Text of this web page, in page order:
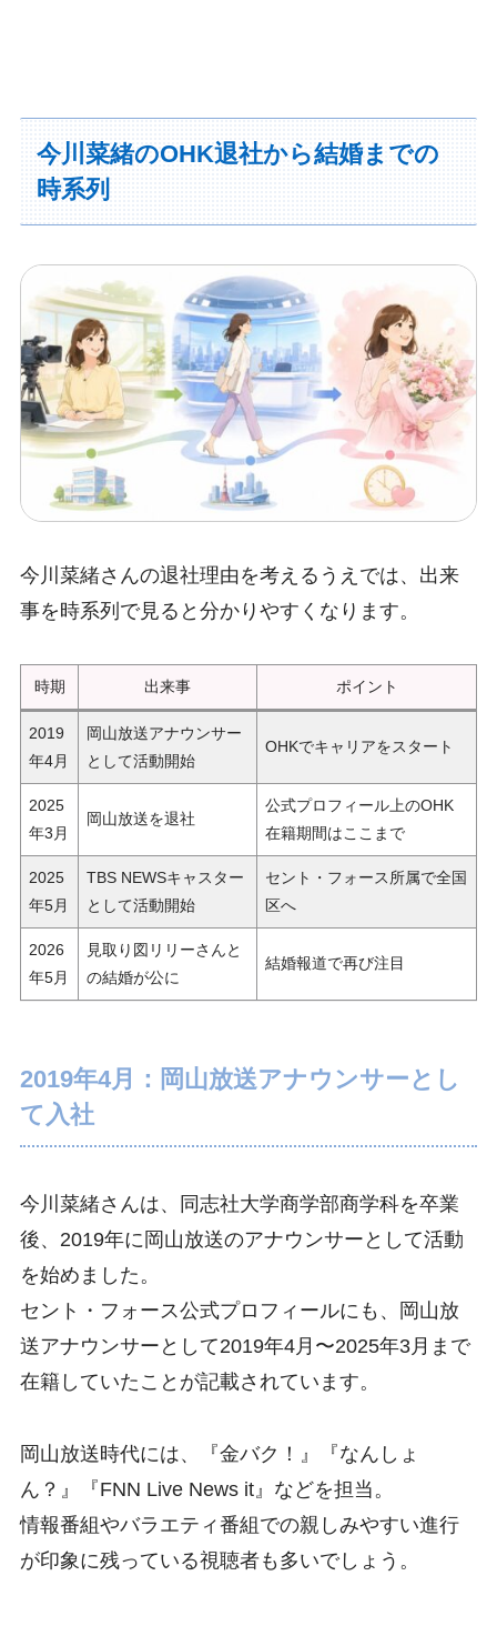
今川菜緒のOHK退社から結婚までの
時系列
今川菜緒さんの退社理由を考えるうえでは、出来
事を時系列で見ると分かりやすくなります。
時期 出来事 ポイント
2019
年4月
岡山放送アナウンサー
として活動開始
OHKでキャリアをスタート
2025
年3月
岡山放送を退社
公式プロフィール上のOHK
在籍期間はここまで
2025
年5月
TBS NEWSキャスター
として活動開始
セント・フォース所属で全国
区へ
2026
年5月
見取り図リリーさんと
の結婚が公に
結婚報道で再び注目
2019年4月：岡山放送アナウンサーとし
て入社
今川菜緒さんは、同志社大学商学部商学科を卒業
後、2019年に岡山放送のアナウンサーとして活動
を始めました。
セント・フォース公式プロフィールにも、岡山放
送アナウンサーとして2019年4月〜2025年3月まで
在籍していたことが記載されています。
岡山放送時代には、『金バク！』『なんしょ
ん？』『FNN Live News it』などを担当。
情報番組やバラエティ番組での親しみやすい進行
が印象に残っている視聴者も多いでしょう。